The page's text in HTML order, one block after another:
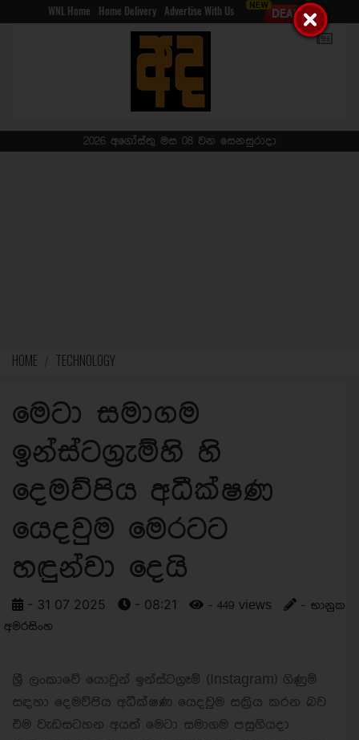
WNL Home Home Delivery Advertise With Us
2026 අගෝස්තු මස 08 වන සෙනසුරාදා
HOME TECHNOLOGY
මෙටා සමාගම
ඉන්ස්ටග්‍රැම්හි හි
දෙමව්පිය අධීක්ෂණ
යෙදවුම මෙරටට
හඳුන්වා දෙයි
- 31 07 2025 - 08:21 - 449 views
- භානුක
අමරසිංහ
ශ්‍රී ලංකාවේ යොවුන් ඉන්ස්ටග්‍රෑම් (Instagram) ගිණුම්
සඳහා දෙමව්පිය අධීක්ෂණ යෙදවුම සක්‍රිය කරන බව
එම වැඩසටහන අයත් මෙටා සමාගම පසුගියදා